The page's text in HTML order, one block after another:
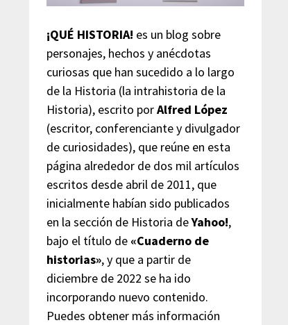
¡QUÉ HISTORIA! es un blog sobre
personajes, hechos y anécdotas
curiosas que han sucedido a lo largo
de la Historia (la intrahistoria de la
Historia), escrito porAlfred López
(escritor, conferenciante y divulgador
de curiosidades), que reúne en esta
página alrededor de dos mil artículos
escritos desde abril de 2011, que
inicialmente habían sido publicados
en la sección de Historia deYahoo!,
bajo el título de «Cuaderno de
historias», y que a partir de
diciembre de 2022 se ha ido
incorporando nuevo contenido.
Puedes obtener más información